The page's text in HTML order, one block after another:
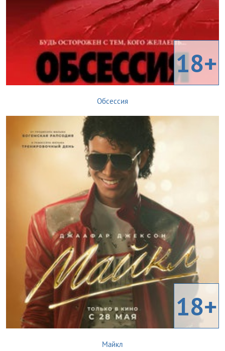
18+
Обсессия
18+
Майкл